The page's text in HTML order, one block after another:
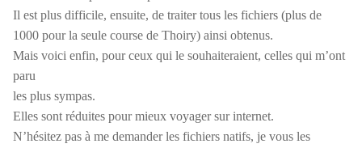
Il est plus difficile, ensuite, de traiter tous les fichiers (plus de
1000 pour la seule course de Thoiry) ainsi obtenus.
Mais voici enfin, pour ceux qui le souhaiteraient, celles qui m’ont
paru
les plus sympas.
Elles sont réduites pour mieux voyager sur internet.
N’hésitez pas à me demander les fichiers natifs, je vous les